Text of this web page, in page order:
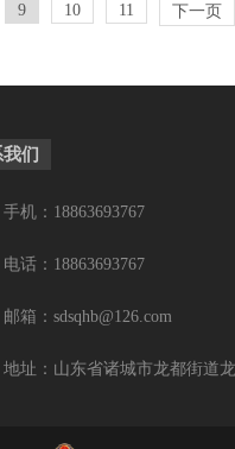
9 10 11 下一页
们
手机：18863693767
电话：18863693767
邮箱：sdsqhb@126.com
地址：山东省诸城市龙都街道